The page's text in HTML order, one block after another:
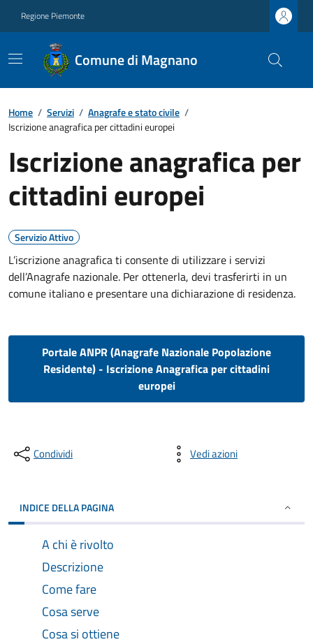
Regione Piemonte
Comune di Magnano
Home / Servizi / Anagrafe e stato civile /
Iscrizione anagrafica per cittadini europei
Iscrizione anagrafica per
cittadini europei
Servizio Attivo
L’iscrizione anagrafica ti consente di utilizzare i servizi
dell’Anagrafe nazionale. Per ottenerla, devi trasferirti in un
comune italiano e presentare una dichiarazione di residenza.
Portale ANPR (Anagrafe Nazionale Popolazione
Residente) - Iscrizione Anagrafica per cittadini
europei
Condividi Vedi azioni
INDICE DELLA PAGINA
A chi è rivolto
Descrizione
Come fare
Cosa serve
Cosa si ottiene